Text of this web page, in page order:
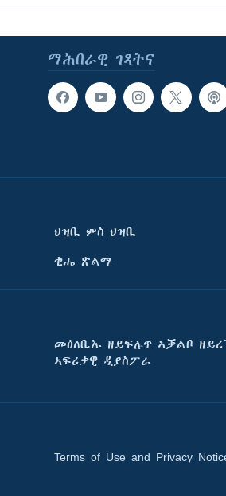
ማሕበራዊ ገጻትና
ህዝቢ ምስ ህዝቢ
ቂሔ ጽልሚ
መዕለቢኡ ዘይፍሉጥ ኣቓልቦ
ኣፍሪቃዊ ዲያስፖራ
Terms of Use and Privacy